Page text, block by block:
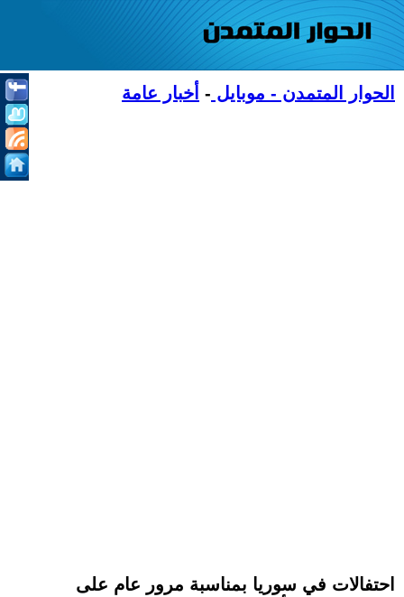
الحوار المتمدن - موبايل - أخبار عامة
احتفالات في سوريا بمناسبة مرور عام على